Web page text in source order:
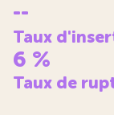
--
Taux
6 %
Taux de